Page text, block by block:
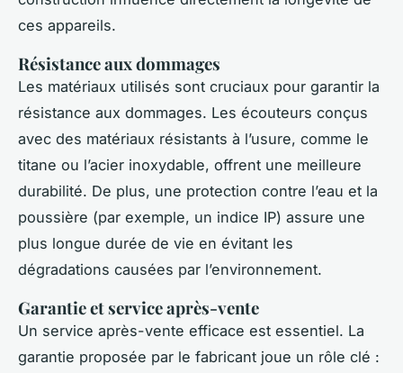
ces appareils.
Résistance aux dommages
Les matériaux utilisés sont cruciaux pour garantir la
résistance aux dommages. Les écouteurs conçus
avec des matériaux résistants à l’usure, comme le
titane ou l’acier inoxydable, offrent une meilleure
durabilité. De plus, une protection contre l’eau et la
poussière (par exemple, un indice IP) assure une
plus longue durée de vie en évitant les
dégradations causées par l’environnement.
Garantie et service après-vente
Un service après-vente efficace est essentiel. La
garantie proposée par le fabricant joue un rôle clé :